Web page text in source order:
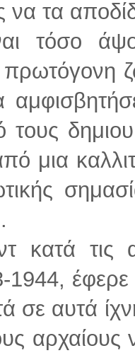
να τα
τόσο
πρωτόγονη
μια
κατά τις
1944,
σε αυτά
αρχαίους